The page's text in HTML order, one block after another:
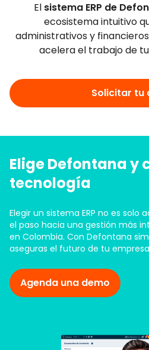
El sistema ERP de
ecosistema intuitivo
administrativos y
acelera el trabajo de
Solicitar tu
Elige Defontana y
tecnología
Elegir un sistema ERP no es
el paso hacia una gestión más
en Colombia. Con Defontana
aseguras el futuro de tu
Agenda una demo